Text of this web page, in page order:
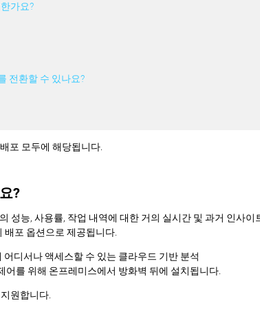
가요?
전환할 수 있나요?
포 모두에 해당됩니다.
?
성능, 사용률, 작업 내역에 대한 거의 실시간 및 과거 인사
포 옵션으로 제공됩니다.
어디서나 액세스할 수 있는 클라우드 기반 분석
어를 위해 온프레미스에서 방화벽 뒤에 설치됩니다.
원합니다.